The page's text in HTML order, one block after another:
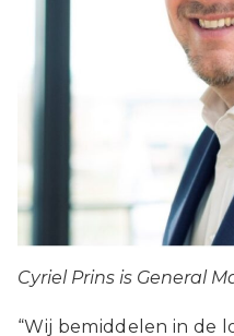
Cyriel Prins is General
“Wij bemiddelen in de